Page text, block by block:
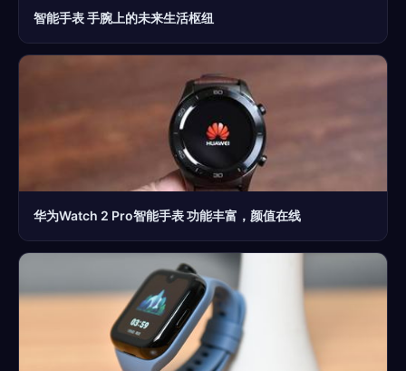
智能手表 手腕上的未来生活枢纽
华为Watch 2 Pro智能手表 功能丰富，颜值在线